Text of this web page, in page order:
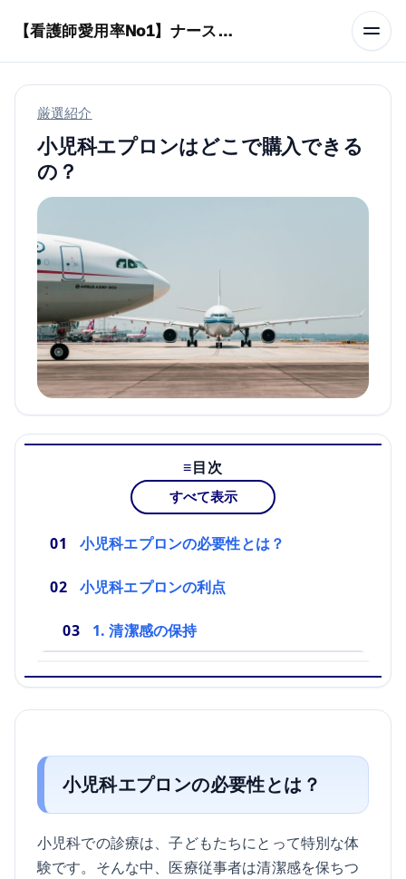
【看護師愛用率No1】ナースリーで人気の商品はコレ
厳選紹介
小児科エプロンはどこで購入できる
の？
目次
すべて表示
小児科エプロンの必要性とは？
小児科エプロンの利点
1. 清潔感の保持
小児科エプロンの必要性とは？
小児科での診療は、子どもたちにとって特別な体
験です。そんな中、医療従事者は清潔感を保ちつ